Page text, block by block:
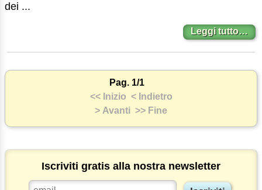
dei ...
Leggi tutto…
Pag. 1/1
<< Inizio < Indietro
> Avanti >> Fine
Iscriviti gratis alla nostra newsletter